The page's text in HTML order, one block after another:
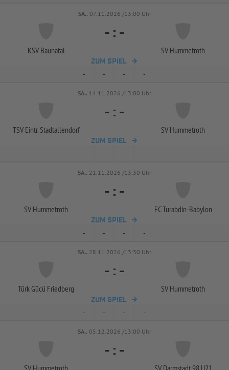
SA.. 07.11.2026 /13:00 Uhr
KSV Baunatal
- : -
SV Hummetroth
ZUM SPIEL
- - - -
SA.. 14.11.2026 /13:00 Uhr
TSV Eintr. Stadtallendorf
- : -
SV Hummetroth
ZUM SPIEL
- - - -
SA.. 21.11.2026 /13:30 Uhr
SV Hummetroth
- : -
FC Turabdin-Babylon
ZUM SPIEL
- - - -
SA.. 28.11.2026 /13:30 Uhr
Türk Gücü Friedberg
- : -
SV Hummetroth
ZUM SPIEL
- - - -
SA.. 05.12.2026 /13:00 Uhr
SV Hummetroth
- : -
SV Darmstadt 98 U21